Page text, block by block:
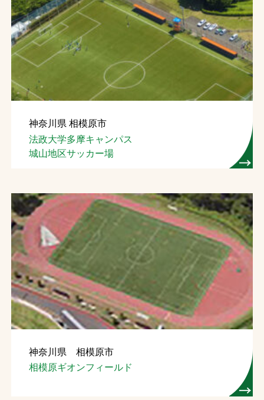
神奈川県 相模原市
法政大学多摩キャンパス
城山地区サッカー場
神奈川県 相模原市
相模原ギオンフィールド